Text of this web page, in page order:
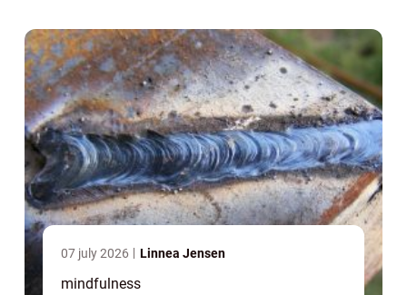
07 july 2026 Linnea Jensen
mindfulness